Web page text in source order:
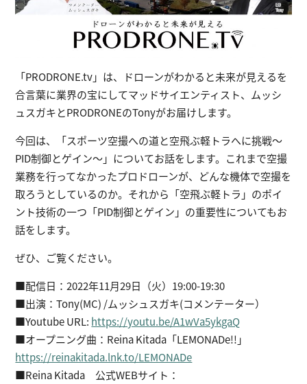
「PRODRONE.tv」は、ドローンがわかると未来が見えるを
合言葉に業界の宝にしてマッドサイエンティスト、ムッシ
ュスガキとPRODRONEのTonyがお届けします。
今回は、「スポーツ空撮への道と空飛ぶ軽トラへに挑戦～
PID制御とゲイン～」についてお話をします。これまで空撮
業務を行ってなかったプロドローンが、どんな機体で空撮を
取ろうとしているのか。それから「空飛ぶ軽トラ」のポイ
ント技術の一つ「PID制御とゲイン」の重要性についてもお
話をします。
ぜひ、ご覧ください。
■配信日：2022年11月29日（火）19:00-19:30
■出演：Tony(MC) /ムッシュスガキ(コメンテーター）
■Youtube URL: https://youtu.be/A1wVa5ykgaQ
■オープニング曲：Reina Kitada「LEMONADe!!」
https://reinakitada.lnk.to/LEMONADe
■Reina Kitada 公式WEBサイト：